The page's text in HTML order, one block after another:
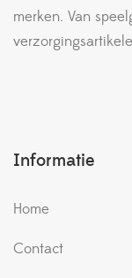
merken. Van
Informatie
Home
Contact